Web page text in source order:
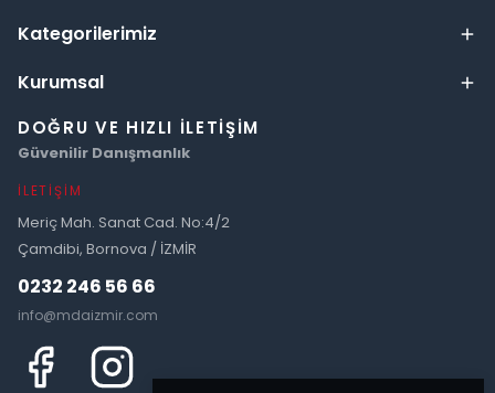
Kategorilerimiz
Kurumsal
DOĞRU VE HIZLI İLETIŞIM
Güvenilir Danışmanlık
İLETIŞIM
Meriç Mah. Sanat Cad. No:4/2
Çamdibi, Bornova / İZMİR
0232 246 56 66
info@mdaizmir.com